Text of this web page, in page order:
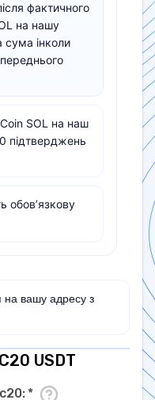
фактичного
на нашу
сума інколи
SOL на наш
підтверджень
обов’язкову
на вашу адресу з
USDT
:*